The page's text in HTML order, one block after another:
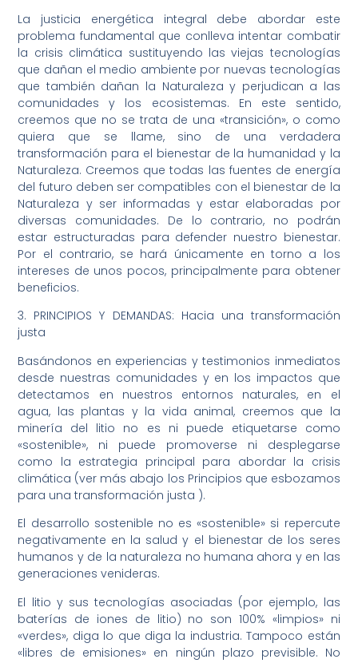
La justicia energética integral debe abordar este
problema fundamental que conlleva intentar combatir
la crisis climática sustituyendo las viejas tecnologías
que dañan el medio ambiente por nuevas tecnologías
que también dañan la Naturaleza y perjudican a las
comunidades y los ecosistemas. En este sentido,
creemos que no se trata de una «transición», o como
quiera que se llame, sino de una verdadera
transformación para el bienestar de la humanidad y la
Naturaleza. Creemos que todas las fuentes de energía
del futuro deben ser compatibles con el bienestar de la
Naturaleza y ser informadas y estar elaboradas por
diversas comunidades. De lo contrario, no podrán
estar estructuradas para defender nuestro bienestar.
Por el contrario, se hará únicamente en torno a los
intereses de unos pocos, principalmente para obtener
beneficios.
3. PRINCIPIOS Y DEMANDAS: Hacia una transformación
justa
Basándonos en experiencias y testimonios inmediatos
desde nuestras comunidades y en los impactos que
detectamos en nuestros entornos naturales, en el
agua, las plantas y la vida animal, creemos que la
minería del litio no es ni puede etiquetarse como
«sostenible», ni puede promoverse ni desplegarse
como la estrategia principal para abordar la crisis
climática (ver más abajo los Principios que esbozamos
para una transformación justa ).
El desarrollo sostenible no es «sostenible» si repercute
negativamente en la salud y el bienestar de los seres
humanos y de la naturaleza no humana ahora y en las
generaciones venideras.
El litio y sus tecnologías asociadas (por ejemplo, las
baterías de iones de litio) no son 100% «limpios» ni
«verdes», diga lo que diga la industria. Tampoco están
«libres de emisiones» en ningún plazo previsible. No